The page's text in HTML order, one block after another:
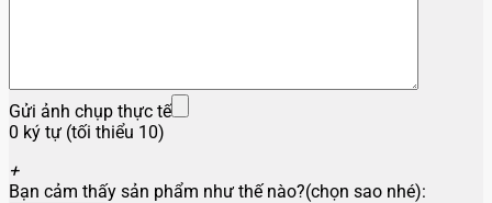
Gửi ảnh chụp thực tế
0 ký tự (tối thiểu 10)
+
Bạn cảm thấy sản phẩm như thế nào?(chọn sao nhé):